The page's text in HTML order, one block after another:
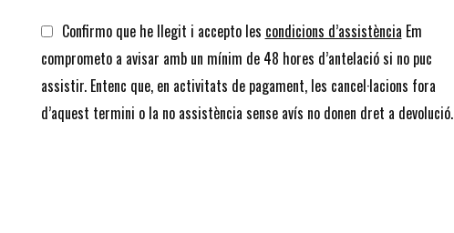
Confirmo que he llegit i accepto les condicions d’assistència Em
comprometo a avisar amb un mínim de 48 hores d’antelació si no puc
assistir. Entenc que, en activitats de pagament, les cancel·lacions fora
d’aquest termini o la no assistència sense avís no donen dret a devolució.